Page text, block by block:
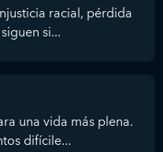
racial, pérdida
si...
una vida más plena.
difícile...